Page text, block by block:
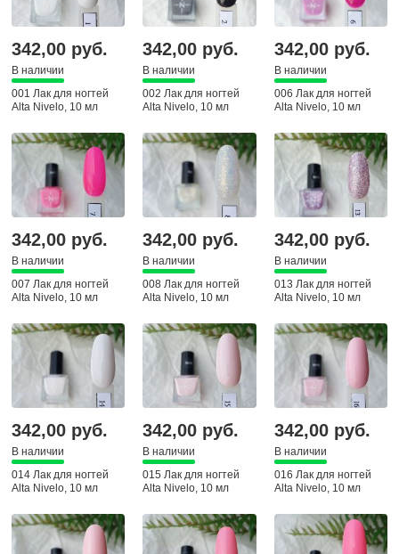
342,00 руб.
В наличии
001 Лак для ногтей
Alta Nivelo, 10 мл
342,00 руб.
В наличии
002 Лак для ногтей
Alta Nivelo, 10 мл
342,00 руб.
В наличии
006 Лак для ногтей
Alta Nivelo, 10 мл
342,00 руб.
В наличии
007 Лак для ногтей
Alta Nivelo, 10 мл
342,00 руб.
В наличии
008 Лак для ногтей
Alta Nivelo, 10 мл
342,00 руб.
В наличии
013 Лак для ногтей
Alta Nivelo, 10 мл
342,00 руб.
В наличии
014 Лак для ногтей
Alta Nivelo, 10 мл
342,00 руб.
В наличии
015 Лак для ногтей
Alta Nivelo, 10 мл
342,00 руб.
В наличии
016 Лак для ногтей
Alta Nivelo, 10 мл